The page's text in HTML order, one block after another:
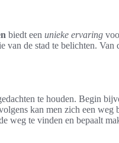
biedt een unieke ervaring
van de stad te belichten. Van
te houden. Begin
kan men zich een weg
weg te vinden en bepaalt